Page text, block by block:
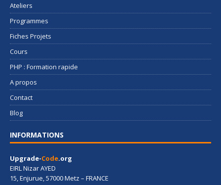
Ateliers
Programmes
Fiches Projets
Cours
PHP : Formation rapide
A propos
Contact
Blog
INFORMATIONS
Upgrade-Code.org
EIRL Nizar AYED
15, Enjurue, 57000 Metz – FRANCE